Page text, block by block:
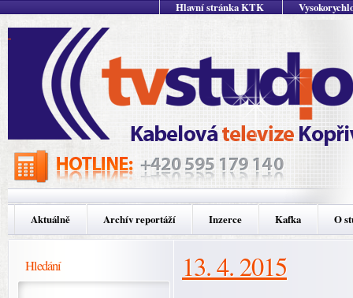
Hlavní stránka KTK
Aktuálně Archív reportáží Inzerce Kafka O
Hledání 13. 4. 2015